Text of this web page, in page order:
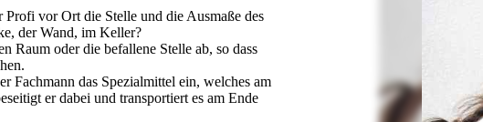
Profi vor Ort die Stelle und die Ausmaße des
der Wand, im Keller?
Raum oder die befallene Stelle ab, so dass
Fachmann das Spezialmittel ein, welches am
er dabei und transportiert es am Ende